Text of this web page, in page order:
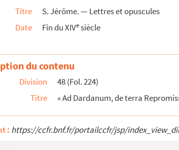
XXII, c. 1195
c. 342
867
Titre
S. Jérôme. — Lettres et opuscules
Date
Fin du XIVesiècle
du contenu
Division
48 (Fol. 224)
Titre
« Ad Dardanum, de terra
: https://ccfr.bnf.fr/portailccfr/jsp/